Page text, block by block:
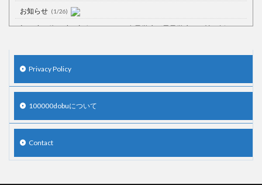
お知らせ (1/26)
顔20点、体80点と評価されていた女子学生が男子学生らの性の捌け口に
【中国】処理水の問題化狙うも不発？ASEAN関連会合で賛同広がらず
【韓国】54.1％「IAEA報告書を信用しない」
Powered by livedoor 相互RSS
Privacy Policy
100000dobuについて
Contact